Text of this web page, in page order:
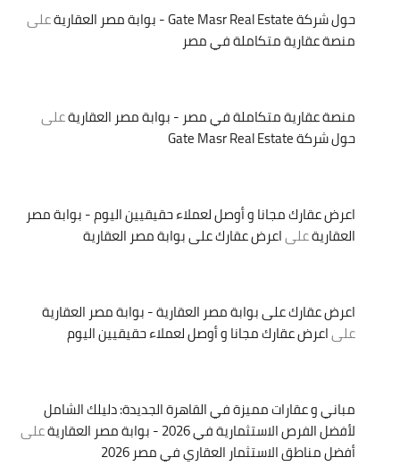
حول شركة Gate Masr Real Estate - بوابة مصر العقارية
على
منصة عقارية متكاملة في مصر
منصة عقارية متكاملة في مصر - بوابة مصر العقاريةعلى
حول شركة Gate Masr Real Estate
اعرض عقارك مجانا و أوصل لعملاء حقيقيين اليوم - بوابة مصر
العقاريةعلىاعرض عقارك على بوابة مصر العقارية
اعرض عقارك على بوابة مصر العقارية - بوابة مصر العقارية
علىاعرض عقارك مجانا و أوصل لعملاء حقيقيين اليوم
مباني و عقارات مميزة في القاهرة الجديدة: دليلك الشامل
لأفضل الفرص الاستثمارية في 2026 - بوابة مصر العقارية
على
أفضل مناطق الاستثمار العقاري في مصر 2026